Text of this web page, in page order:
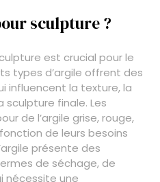
sculpture ?
est crucial pour le
types d’argile offrent des
influencent la texture, la
finale. Les
de l’argile grise, rouge,
de leurs besoins
présente des
de séchage, de
nécessite une